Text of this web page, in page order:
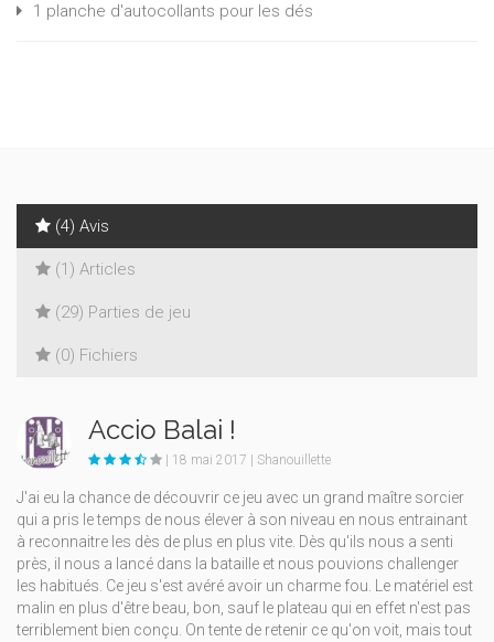
1 planche d'autocollants pour les dés
(4) Avis
(1) Articles
(29) Parties de jeu
(0) Fichiers
Accio Balai !
| 18 mai 2017 | Shanouillette
J'ai eu la chance de découvrir ce jeu avec un grand maître sorcier
qui a pris le temps de nous élever à son niveau en nous entrainant
à reconnaitre les dès de plus en plus vite. Dès qu'ils nous a senti
près, il nous a lancé dans la bataille et nous pouvions challenger
les habitués. Ce jeu s'est avéré avoir un charme fou. Le matériel est
malin en plus d'être beau, bon, sauf le plateau qui en effet n'est pas
terriblement bien conçu. On tente de retenir ce qu'on voit, mais tout